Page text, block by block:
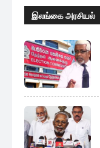
இலங்கை அரசியல்